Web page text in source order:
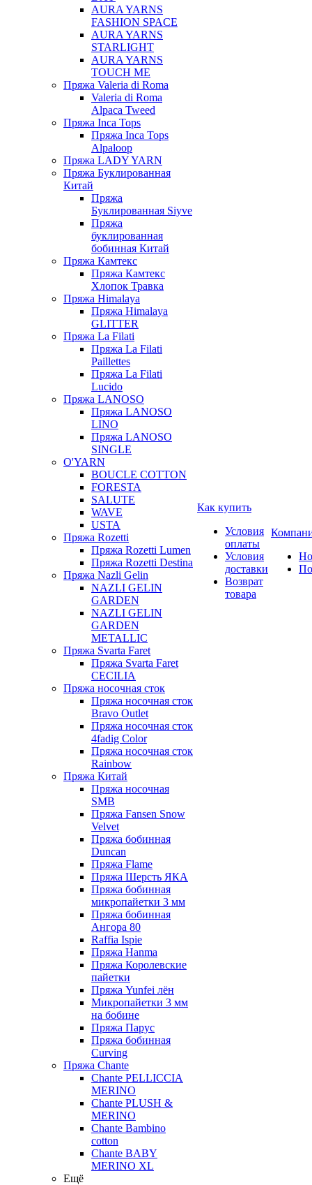
AURA YARNS
FASHION SPACE
AURA YARNS
STARLIGHT
AURA YARNS
TOUCH ME
Пряжа Valeria di Roma
Valeria di Roma
Alpaca Tweed
Пряжа Inca Tops
Пряжа Inca Tops
Alpaloop
Пряжа LADY YARN
Пряжа Буклированная
Китай
Пряжа
Буклированная Siyve
Пряжа
буклированная
бобинная Китай
Пряжа Камтекс
Пряжа Камтекс
Хлопок Травка
Пряжа Himalaya
Пряжа Himalaya
GLITTER
Пряжа La Filati
Пряжа La Filati
Paillettes
Пряжа La Filati
Lucido
Пряжа LANOSO
Пряжа LANOSO
LINO
Пряжа LANOSO
SINGLE
O'YARN
BOUCLE COTTON
FORESTA
SALUTE
WAVE
USTA
Пряжа Rozetti
Пряжа Rozetti Lumen
Пряжа Rozetti Destina
Пряжа Nazli Gelin
NAZLI GELIN
GARDEN
NAZLI GELIN
GARDEN
METALLIC
Пряжа Svarta Faret
Пряжа Svarta Faret
CECILIA
Пряжа носочная сток
Пряжа носочная сток
Bravo Outlet
Пряжа носочная сток
4fadig Color
Пряжа носочная сток
Rainbow
Пряжа Китай
Пряжа носочная
SMB
Пряжа Fansen Snow
Velvet
Пряжа бобинная
Duncan
Пряжа Flame
Пряжа Шерсть ЯКА
Пряжа бобинная
микропайетки 3 мм
Пряжа бобинная
Ангора 80
Raffia Ispie
Пряжа Hanma
Пряжа Королевские
пайетки
Пряжа Yunfei лён
Микропайетки 3 мм
на бобине
Пряжа Парус
Пряжа бобинная
Curving
Пряжа Chante
Chante PELLICCIA
MERINO
Chante PLUSH &
MERINO
Chante Bambino
cotton
Chante BABY
MERINO XL
Ещё
Как купить
Условия
оплаты
Условия
доставки
Возврат
товара